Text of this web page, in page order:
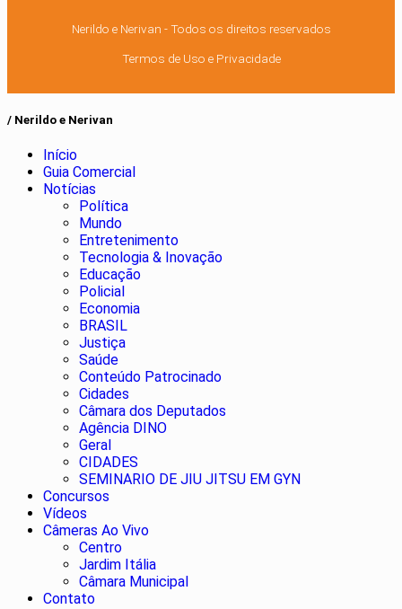
Nerildo e Nerivan - Todos os direitos reservados
Termos de Uso e Privacidade
/ Nerildo e Nerivan
Início
Guia Comercial
Notícias
Política
Mundo
Entretenimento
Tecnologia & Inovação
Educação
Policial
Economia
BRASIL
Justiça
Saúde
Conteúdo Patrocinado
Cidades
Câmara dos Deputados
Agência DINO
Geral
CIDADES
SEMINARIO DE JIU JITSU EM GYN
Concursos
Vídeos
Câmeras Ao Vivo
Centro
Jardim Itália
Câmara Municipal
Contato